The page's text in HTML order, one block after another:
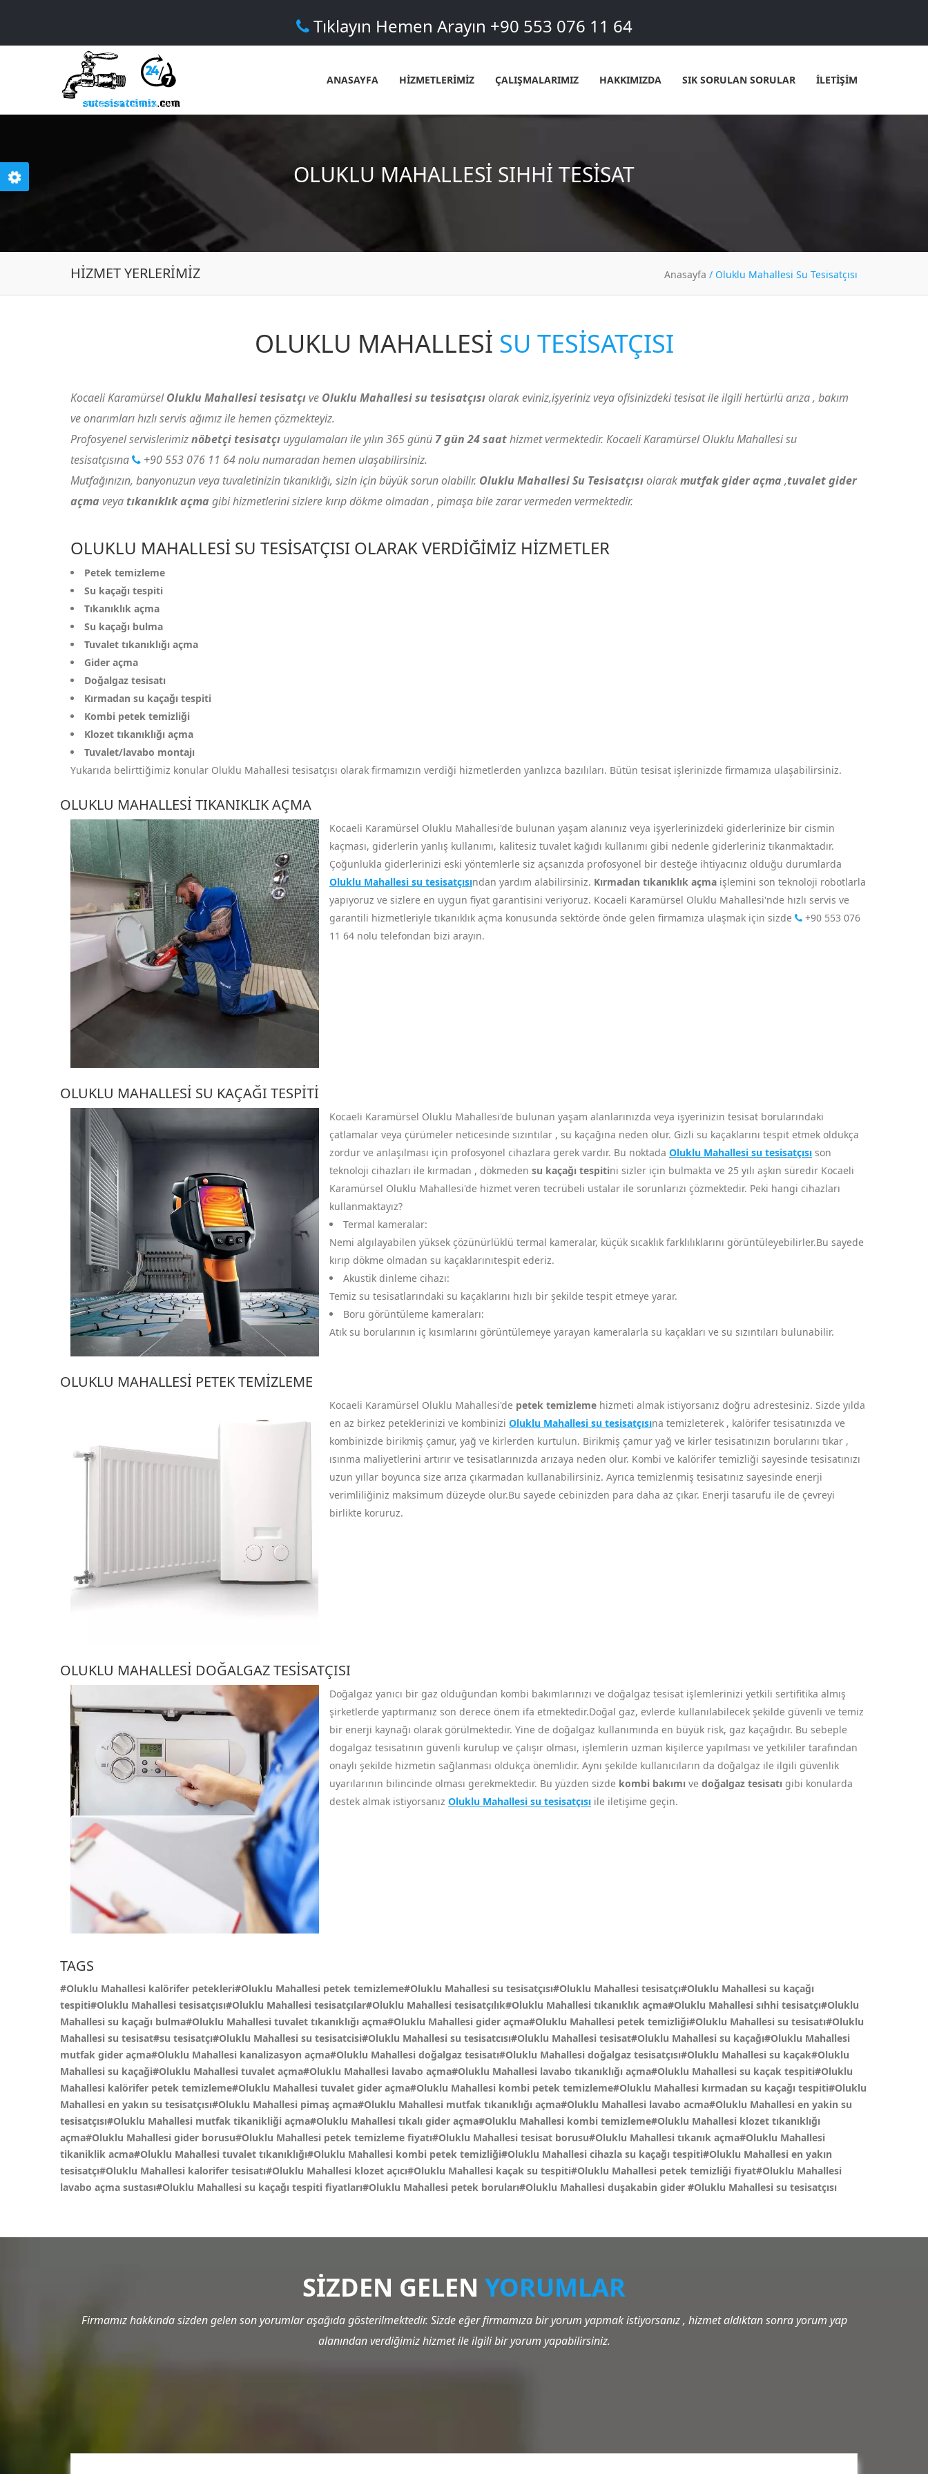
Tıklayın Hemen Arayın +90 553 076 11 64
ANASAYFA HİZMETLERİMİZ ÇALIŞMALARIMIZ HAKKIMIZDA SIK SORULAN SORULAR İLETİŞİM
OLUKLU MAHALLESI SIHHI TESISAT
HIZMET YERLERIMIZ Anasayfa / Oluklu Mahallesi Su Tesisatçısı
OLUKLU MAHALLESI SU TESISATÇISI
Kocaeli KaramürselOluklu Mahallesi tesisatçıve Oluklu Mahallesi su tesisatçısıolarak eviniz,işyeriniz veya ofisinizdeki tesisat ile ilgili hertürlü arıza , bakım
ve onarımları hızlı servis ağımız ile hemen çözmekteyiz.
Profosyenel servislerimiznöbetçi tesisatçı uygulamaları ile yılın 365 günü 7 gün 24 saathizmet vermektedir. Kocaeli Karamürsel Oluklu Mahallesi su
tesisatçısına
+90 553 076 11 64nolu numaradan hemen ulaşabilirsiniz.
Mutfağınızın, banyonuzun veya tuvaletinizin tıkanıklığı, sizin için büyük sorun olabilir. Oluklu Mahallesi Su Tesisatçısıolarakmutfak gider açma ,tuvalet gider
açma veyatıkanıklık açma gibi hizmetlerini sizlere kırıp dökme olmadan , pimaşa bile zarar vermeden vermektedir.
OLUKLU MAHALLESI SU TESISATÇISI OLARAK VERDIĞIMIZ HIZMETLER
Petek temizleme
Su kaçağı tespiti
Tıkanıklık açma
Su kaçağı bulma
Tuvalet tıkanıklığı açma
Gider açma
Doğalgaz tesisatı
Kırmadan su kaçağı tespiti
Kombi petek temizliği
Klozet tıkanıklığı açma
Tuvalet/lavabo montajı
Yukarıda belirttiğimiz konular Oluklu Mahallesi tesisatçısı olarak firmamızın verdiği hizmetlerden yanlızca bazılıları. Bütün tesisat işlerinizde firmamıza ulaşabilirsiniz.
OLUKLU MAHALLESI TIKANIKLIK AÇMA
Kocaeli Karamürsel Oluklu Mahallesi'de bulunan yaşam alanınız veya işyerlerinizdeki giderlerinize bir cismin
kaçması, giderlerin yanlış kullanımı, kalitesiz tuvalet kağıdı kullanımı gibi nedenle giderleriniz tıkanmaktadır.
Çoğunlukla giderlerinizi eski yöntemlerle siz açsanızda profosyonel bir desteğe ihtiyacınız olduğu durumlarda
Oluklu Mahallesi su tesisatçısından yardım alabilirsiniz. Kırmadan tıkanıklık açma işlemini son teknoloji robotlarla
yapıyoruz ve sizlere en uygun fiyat garantisini veriyoruz. Kocaeli Karamürsel Oluklu Mahallesi'nde hızlı servis ve
garantili hizmetleriyle tıkanıklık açma konusunda sektörde önde gelen firmamıza ulaşmak için sizde
+90 553 076
11 64 nolu telefondan bizi arayın.
OLUKLU MAHALLESI SU KAÇAĞI TESPITI
Kocaeli Karamürsel Oluklu Mahallesi'de bulunan yaşam alanlarınızda veya işyerinizin tesisat borularındaki
çatlamalar veya çürümeler neticesinde sızıntılar , su kaçağına neden olur. Gizli su kaçaklarını tespit etmek oldukça
zordur ve anlaşılması için profosyonel cihazlara gerek vardır. Bu noktada Oluklu Mahallesi su tesisatçısı son
teknoloji cihazları ile kırmadan , dökmeden su kaçağı tespitini sizler için bulmakta ve 25 yılı aşkın süredir Kocaeli
Karamürsel Oluklu Mahallesi'de hizmet veren tecrübeli ustalar ile sorunlarızı çözmektedir. Peki hangi cihazları
kullanmaktayız?
Termal kameralar:
Nemi algılayabilen yüksek çözünürlüklü termal kameralar, küçük sıcaklık farklılıklarını görüntüleyebilirler.Bu sayede
kırıp dökme olmadan su kaçaklarınıtespit ederiz.
Akustik dinleme cihazı:
Temiz su tesisatlarındaki su kaçaklarını hızlı bir şekilde tespit etmeye yarar.
Boru görüntüleme kameraları:
Atık su borularının iç kısımlarını görüntülemeye yarayan kameralarla su kaçakları ve su sızıntıları bulunabilir.
OLUKLU MAHALLESI PETEK TEMIZLEME
Kocaeli Karamürsel Oluklu Mahallesi'de petek temizleme hizmeti almak istiyorsanız doğru adrestesiniz. Sizde yılda
en az birkez peteklerinizi ve kombinizi Oluklu Mahallesi su tesisatçısına temizleterek , kalörifer tesisatınızda ve
kombinizde birikmiş çamur, yağ ve kirlerden kurtulun. Birikmiş çamur yağ ve kirler tesisatınızın borularını tıkar ,
ısınma maliyetlerini artırır ve tesisatlarınızda arızaya neden olur. Kombi ve kalörifer temizliği sayesinde tesisatınızı
uzun yıllar boyunca size arıza çıkarmadan kullanabilirsiniz. Ayrıca temizlenmiş tesisatınız sayesinde enerji
verimliliğiniz maksimum düzeyde olur.Bu sayede cebinizden para daha az çıkar. Enerji tasarufu ile de çevreyi
birlikte koruruz.
OLUKLU MAHALLESI DOĞALGAZ TESISATÇISI
Doğalgaz yanıcı bir gaz olduğundan kombi bakımlarınızı ve doğalgaz tesisat işlemlerinizi yetkili sertifitika almış
şirketlerde yaptırmanız son derece önem ifa etmektedir.Doğal gaz, evlerde kullanılabilecek şekilde güvenli ve temiz
bir enerji kaynağı olarak görülmektedir. Yine de doğalgaz kullanımında en büyük risk, gaz kaçağıdır. Bu sebeple
dogalgaz tesisatının güvenli kurulup ve çalışır olması, işlemlerin uzman kişilerce yapılması ve yetkililer tarafından
onaylı şekilde hizmetin sağlanması oldukça önemlidir. Aynı şekilde kullanıcıların da doğalgaz ile ilgili güvenlik
uyarılarının bilincinde olması gerekmektedir. Bu yüzden sizde kombi bakımı ve doğalgaz tesisatı gibi konularda
destek almak istiyorsanız Oluklu Mahallesi su tesisatçısı ile iletişime geçin.
TAGS
#Oluklu Mahallesi kalörifer petekleri#Oluklu Mahallesi petek temizleme#Oluklu Mahallesi su tesisatçısı#Oluklu Mahallesi tesisatçı#Oluklu Mahallesi su kaçağı
tespiti#Oluklu Mahallesi tesisatçısı#Oluklu Mahallesi tesisatçılar#Oluklu Mahallesi tesisatçılık#Oluklu Mahallesi tıkanıklık açma#Oluklu Mahallesi sıhhi tesisatçı#Oluklu
Mahallesi su kaçağı bulma#Oluklu Mahallesi tuvalet tıkanıklığı açma#Oluklu Mahallesi gider açma#Oluklu Mahallesi petek temizliği#Oluklu Mahallesi su tesisatı#Oluklu
Mahallesi su tesisat#su tesisatçı#Oluklu Mahallesi su tesisatcisi#Oluklu Mahallesi su tesisatcısı#Oluklu Mahallesi tesisat#Oluklu Mahallesi su kaçağı#Oluklu Mahallesi
mutfak gider açma#Oluklu Mahallesi kanalizasyon açma#Oluklu Mahallesi doğalgaz tesisatı#Oluklu Mahallesi doğalgaz tesisatçısı#Oluklu Mahallesi su kaçak#Oluklu
Mahallesi su kaçaği#Oluklu Mahallesi tuvalet açma#Oluklu Mahallesi lavabo açma#Oluklu Mahallesi lavabo tıkanıklığı açma#Oluklu Mahallesi su kaçak tespiti#Oluklu
Mahallesi kalörifer petek temizleme#Oluklu Mahallesi tuvalet gider açma#Oluklu Mahallesi kombi petek temizleme#Oluklu Mahallesi kırmadan su kaçağı tespiti#Oluklu
Mahallesi en yakın su tesisatçısı#Oluklu Mahallesi pimaş açma#Oluklu Mahallesi mutfak tıkanıklığı açma#Oluklu Mahallesi lavabo acma#Oluklu Mahallesi en yakin su
tesisatçısı#Oluklu Mahallesi mutfak tikanikliği açma#Oluklu Mahallesi tıkalı gider açma#Oluklu Mahallesi kombi temizleme#Oluklu Mahallesi klozet tıkanıklığı
açma#Oluklu Mahallesi gider borusu#Oluklu Mahallesi petek temizleme fiyatı#Oluklu Mahallesi tesisat borusu#Oluklu Mahallesi tıkanık açma#Oluklu Mahallesi
tikaniklik acma#Oluklu Mahallesi tuvalet tıkanıklığı#Oluklu Mahallesi kombi petek temizliği#Oluklu Mahallesi cihazla su kaçağı tespiti#Oluklu Mahallesi en yakın
tesisatçı#Oluklu Mahallesi kalorifer tesisatı#Oluklu Mahallesi klozet açıcı#Oluklu Mahallesi kaçak su tespiti#Oluklu Mahallesi petek temizliği fiyat#Oluklu Mahallesi
lavabo açma sustası#Oluklu Mahallesi su kaçağı tespiti fiyatları#Oluklu Mahallesi petek boruları#Oluklu Mahallesi duşakabin gider #Oluklu Mahallesi su tesisatçısı
SİZDEN GELEN YORUMLAR
Firmamız hakkında sizden gelen son yorumlar aşağıda gösterilmektedir. Sizde eğer firmamıza bir yorum yapmak istiyorsanız , hizmet aldıktan sonra yorum yap
alanından verdiğimiz hizmet ile ilgili bir yorum yapabilirsiniz.